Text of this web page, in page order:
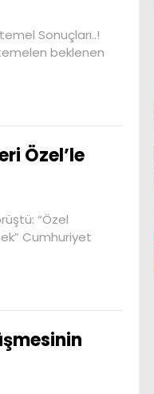
Sonuçları..!
beklenen
Özel’le
“Özel
Cumhuriyet